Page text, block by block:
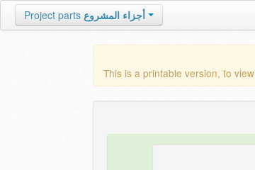
Project parts أجزاء المشروع
This is a printable version, to view